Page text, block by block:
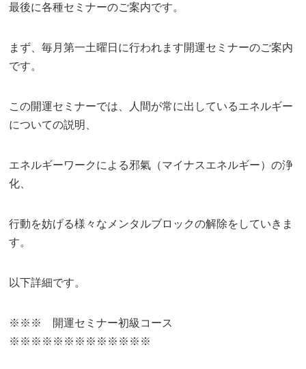
最後に各種セミナーのご案内です。
まず、毎月第一土曜日に行われます開運セミナーのご案内
です。
この開運セミナーでは、人間が常に出しているエネルギー
についての説明、
エネルギーワークによる邪氣（マイナスエネルギー）の浄
化、
行動を妨げる様々なメンタルブロックの解除をしていきま
す。
以下詳細です。
※※※ 開運セミナー初級コース
※※※※※※※※※※※※※